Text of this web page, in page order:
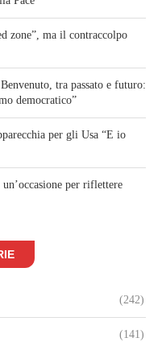
zone”, ma il contraccolpo
tra passato e futuro:
democratico”
per gli Usa “E io
per riflettere
(242)
(141)